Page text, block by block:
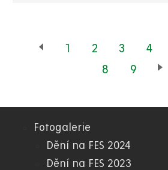
Page
1 Page
2 Page
3 Page
4
Page
8 Page
9
Fotogalerie
Dění na FES 2024
Dění na FES 2023